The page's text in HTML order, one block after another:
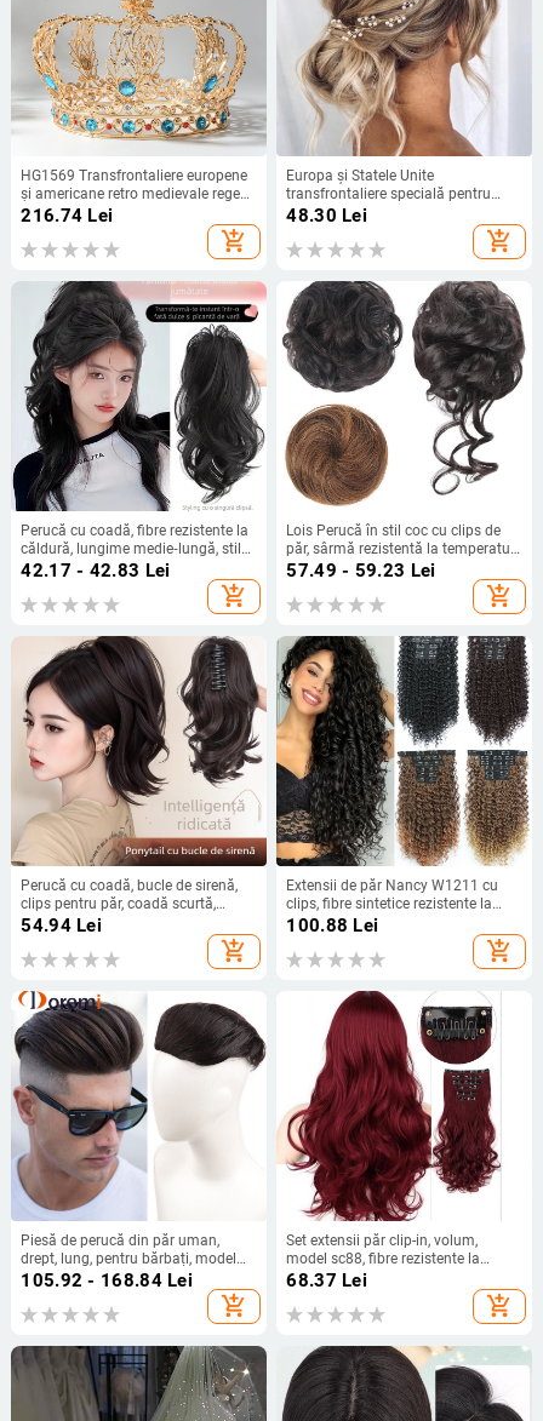
HG1569 Transfrontaliere europene
și americane retro medievale rege
Gurus coafură mare coroană
rotundă completă accesorii de păr
pentru mireasă high-end sense
216.74 Lei
add_shopping_cart
Europa și Statele Unite
transfrontaliere specială pentru
mireasă nuntă lucrată manual cu
perle lanț moale benzi de păr
coafură producători en-gros
48.30 Lei
add_shopping_cart
Perucă cu coadă, fibre rezistente la
căldură, lungime medie‑lungă, stil
natural de tip curs de cascadă cu
bucle, model coadă cascadă, nu
poate fi vopsită sau îndreptată
42.17 - 42.83 Lei
add_shopping_cart
Lois Perucă în stil coc cu clips de
păr, sârmă rezistentă la temperaturi
înalte, opțiuni de clips: clip mic sau
clip mare, nu este compatibilă cu
vopsirea cu vopsea fierbinte
57.49 - 59.23 Lei
add_shopping_cart
Perucă cu coadă, bucle de sirenă,
clips pentru păr, coadă scurtă,
coroană înaltă, fir rezistent la
54.94Lei
add_shopping_cart
Extensii de păr Nancy W1211 cu
clips, fibre sintetice rezistente la
temperatură, volum, pot fi vopsite și
100.88 Lei
add_shopping_cart
Piesă de perucă din păr uman,
drept, lung, pentru bărbați, model
BF139-BF142
105.92 - 168.84Lei
add_shopping_cart
Set extensii păr clip-in, volum,
model sc88, fibre rezistente la
temperatură înaltă, lungime șuviță
68.37 Lei
add_shopping_cart